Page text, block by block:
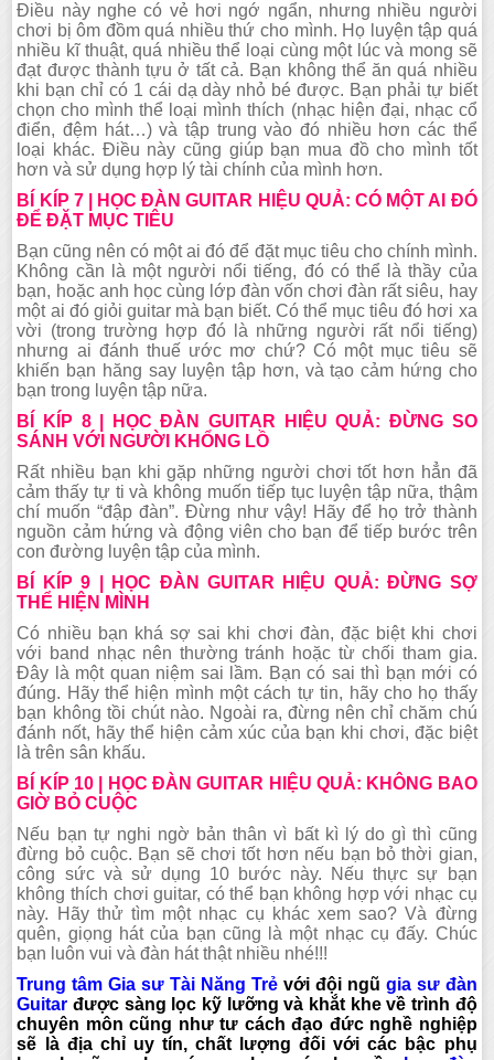
Điều này nghe có vẻ hơi ngớ ngẩn, nhưng nhiều người
chơi bị ôm đồm quá nhiều thứ cho mình. Họ luyện tập quá
nhiều kĩ thuật, quá nhiều thể loại cùng một lúc và mong sẽ
đạt được thành tựu ở tất cả. Bạn không thể ăn quá nhiều
khi bạn chỉ có 1 cái dạ dày nhỏ bé được. Bạn phải tự biết
chọn cho mình thể loại mình thích (nhạc hiện đại, nhạc cổ
điển, đệm hát…) và tập trung vào đó nhiều hơn các thể
loại khác. Điều này cũng giúp bạn mua đồ cho mình tốt
hơn và sử dụng hợp lý tài chính của mình hơn.
BÍ KÍP 7 | HỌC ĐÀN GUITAR HIỆU QUẢ: CÓ MỘT AI ĐÓ
ĐỂ ĐẶT MỤC TIÊU
Bạn cũng nên có một ai đó để đặt mục tiêu cho chính mình.
Không cần là một người nổi tiếng, đó có thể là thầy của
bạn, hoặc anh học cùng lớp đàn vốn chơi đàn rất siêu, hay
một ai đó giỏi guitar mà bạn biết. Có thể mục tiêu đó hơi xa
vời (trong trường hợp đó là những người rất nổi tiếng)
nhưng ai đánh thuế ước mơ chứ? Có một mục tiêu sẽ
khiến bạn hăng say luyện tập hơn, và tạo cảm hứng cho
bạn trong luyện tập nữa.
BÍ KÍP 8 | HỌC ĐÀN GUITAR HIỆU QUẢ: ĐỪNG SO
SÁNH VỚI NGƯỜI KHỔNG LỒ
Rất nhiều bạn khi gặp những người chơi tốt hơn hẳn đã
cảm thấy tự ti và không muốn tiếp tục luyện tập nữa, thậm
chí muốn “đập đàn”. Đừng như vậy! Hãy để họ trở thành
nguồn cảm hứng và động viên cho bạn để tiếp bước trên
con đường luyện tập của mình.
BÍ KÍP 9 | HỌC ĐÀN GUITAR HIỆU QUẢ: ĐỪNG SỢ
THỂ HIỆN MÌNH
Có nhiều bạn khá sợ sai khi chơi đàn, đặc biệt khi chơi
với band nhạc nên thường tránh hoặc từ chối tham gia.
Đây là một quan niệm sai lầm. Bạn có sai thì bạn mới có
đúng. Hãy thể hiện mình một cách tự tin, hãy cho họ thấy
bạn không tồi chút nào. Ngoài ra, đừng nên chỉ chăm chú
đánh nốt, hãy thể hiện cảm xúc của bạn khi chơi, đặc biệt
là trên sân khấu.
BÍ KÍP 10 | HỌC ĐÀN GUITAR HIỆU QUẢ: KHÔNG BAO
GIỜ BỎ CUỘC
Nếu bạn tự nghi ngờ bản thân vì bất kì lý do gì thì cũng
đừng bỏ cuộc. Bạn sẽ chơi tốt hơn nếu bạn bỏ thời gian,
công sức và sử dụng 10 bước này. Nếu thực sự bạn
không thích chơi guitar, có thể bạn không hợp với nhạc cụ
này. Hãy thử tìm một nhạc cụ khác xem sao? Và đừng
quên, giọng hát của bạn cũng là một nhạc cụ đấy. Chúc
bạn luôn vui và đàn hát thật nhiều nhé!!!
Trung tâm Gia sư Tài Năng Trẻ với đội ngũ gia sư đàn
Guitar được sàng lọc kỹ lưỡng và khắt khe về trình độ
chuyên môn cũng như tư cách đạo đức nghề nghiệp
sẽ là địa chỉ uy tín, chất lượng đối với các bậc phụ